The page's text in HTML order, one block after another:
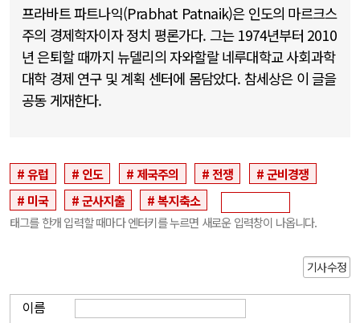
프라바트 파트나익(Prabhat Patnaik)은 인도의 마르크스
주의 경제학자이자 정치 평론가다. 그는 1974년부터 2010
년 은퇴할 때까지 뉴델리의 자와할랄 네루대학교 사회과학
대학 경제 연구 및 계획 센터에 몸담았다. 참세상은 이 글을
공동 게재한다.
유럽 인도 제국주의 전쟁
군비경쟁
미국
군사지출 복지축소
태그를 한개 입력할 때마다 엔터키를 누르면 새로운 입력창이 나옵니다.
기사수정
이름